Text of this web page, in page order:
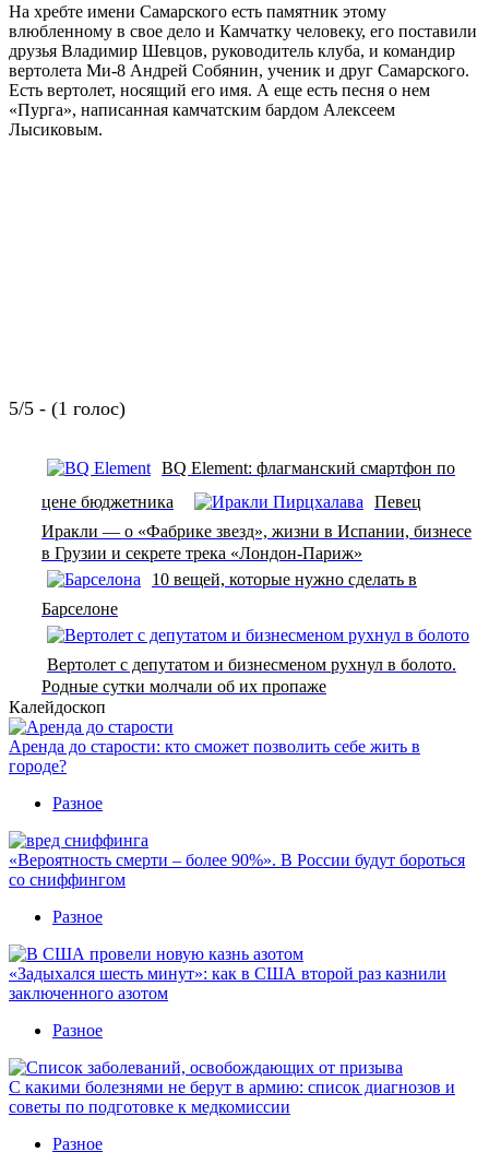
На хребте имени Самарского есть памятник этому
влюбленному в свое дело и Камчатку человеку, его поставили
друзья Владимир Шевцов, руководитель клуба, и командир
вертолета Ми-8 Андрей Собянин, ученик и друг Самарского.
Есть вертолет, носящий его имя. А еще есть песня о нем
«Пурга», написанная камчатским бардом Алексеем
Лысиковым.
5/5 - (1 голос)
BQ Element: флагманский смартфон по
цене бюджетника
Певец
Иракли — о «Фабрике звезд», жизни в Испании, бизнесе
в Грузии и секрете трека «Лондон-Париж»
10 вещей, которые нужно сделать в
Барселоне
Вертолет с депутатом и бизнесменом рухнул в болото.
Родные сутки молчали об их пропаже
Калейдоскоп
Аренда до старости: кто сможет позволить себе жить в
городе?
Разное
«Вероятность смерти – более 90%». В России будут бороться
со сниффингом
Разное
«Задыхался шесть минут»: как в США второй раз казнили
заключенного азотом
Разное
С какими болезнями не берут в армию: список диагнозов и
советы по подготовке к медкомиссии
Разное